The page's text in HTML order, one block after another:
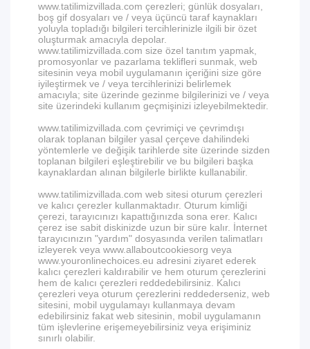
www.tatilimizvillada.com çerezleri; günlük dosyaları,
boş gif dosyaları ve / veya üçüncü taraf kaynakları
yoluyla topladığı bilgileri tercihlerinizle ilgili bir özet
oluşturmak amacıyla depolar.
www.tatilimizvillada.com size özel tanıtım yapmak,
promosyonlar ve pazarlama teklifleri sunmak, web
sitesinin veya mobil uygulamanın içeriğini size göre
iyileştirmek ve / veya tercihlerinizi belirlemek
amacıyla; site üzerinde gezinme bilgilerinizi ve / veya
site üzerindeki kullanım geçmişinizi izleyebilmektedir.
www.tatilimizvillada.com çevrimiçi ve çevrimdışı
olarak toplanan bilgiler yasal çerçeve dahilindeki
yöntemlerle ve değişik tarihlerde site üzerinde sizden
toplanan bilgileri eşleştirebilir ve bu bilgileri başka
kaynaklardan alınan bilgilerle birlikte kullanabilir.
www.tatilimizvillada.com web sitesi oturum çerezleri
ve kalıcı çerezler kullanmaktadır. Oturum kimliği
çerezi, tarayıcınızı kapattığınızda sona erer. Kalıcı
çerez ise sabit diskinizde uzun bir süre kalır. İnternet
tarayıcınızın "yardım" dosyasında verilen talimatları
izleyerek veya www.allaboutcookiesorg veya
www.youronlinechoices.eu adresini ziyaret ederek
kalıcı çerezleri kaldırabilir ve hem oturum çerezlerini
hem de kalıcı çerezleri reddedebilirsiniz. Kalıcı
çerezleri veya oturum çerezlerini reddederseniz, web
sitesini, mobil uygulamayı kullanmaya devam
edebilirsiniz fakat web sitesinin, mobil uygulamanın
tüm işlevlerine erişemeyebilirsiniz veya erişiminiz
sınırlı olabilir.